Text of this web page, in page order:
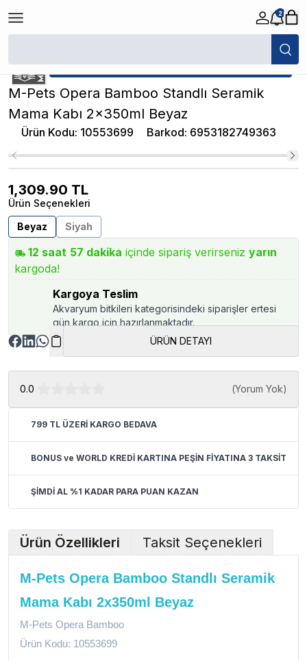
2
/ M-Pets Opera Bamboo Standlı
★ Atakan Petshop, M-Pets yetkili satıcısıdır.
M-Pets Opera Bamboo Standlı Seramik
Mama Kabı 2x350ml Beyaz
Ürün Kodu: 10553699 Barkod: 6953182749363
1,309.90 TL
Ürün Seçenekleri
Beyaz
Siyah
12 saat 57 dakika içinde sipariş verirseniz yarın
kargoda!
Kargoya Teslim
Akvaryum bitkileri kategorisindeki siparişler ertesi
gün kargo için hazırlanmaktadır.
ÜRÜN DETAYI
0.0 (Yorum Yok)
799 TL ÜZERİ KARGO BEDAVA
BONUS ve WORLD KREDİ KARTINA PEŞİN FİYATINA 3 TAKSİT
ŞİMDİ AL %1 KADAR PARA PUAN KAZAN
Ürün Özellikleri Taksit Seçenekleri
M-Pets Opera Bamboo Standlı Seramik
Mama Kabı 2x350ml Beyaz
M-Pets Opera Bamboo
Ürün Kodu: 10553699